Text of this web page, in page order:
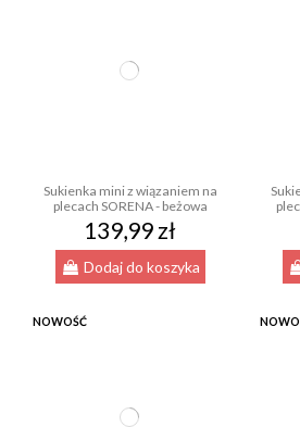
Sukienka mini z wiązaniem na
plecach SORENA - beżowa
139,99 zł
Dodaj do koszyka
NOWOŚĆ